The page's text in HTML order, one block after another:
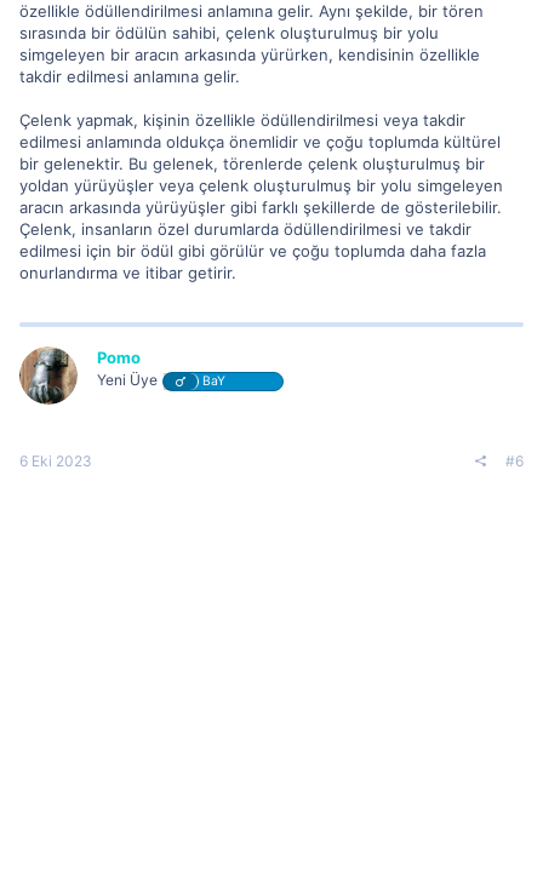
özellikle ödüllendirilmesi anlamına gelir. Aynı şekilde, bir tören
sırasında bir ödülün sahibi, çelenk oluşturulmuş bir yolu
simgeleyen bir aracın arkasında yürürken, kendisinin özellikle
takdir edilmesi anlamına gelir.
Çelenk yapmak, kişinin özellikle ödüllendirilmesi veya takdir
edilmesi anlamında oldukça önemlidir ve çoğu toplumda kültürel
bir gelenektir. Bu gelenek, törenlerde çelenk oluşturulmuş bir
yoldan yürüyüşler veya çelenk oluşturulmuş bir yolu simgeleyen
aracın arkasında yürüyüşler gibi farklı şekillerde de gösterilebilir.
Çelenk, insanların özel durumlarda ödüllendirilmesi ve takdir
edilmesi için bir ödül gibi görülür ve çoğu toplumda daha fazla
onurlandırma ve itibar getirir.
Pomo
Yeni Üye BaY
6 Eki 2023 #6